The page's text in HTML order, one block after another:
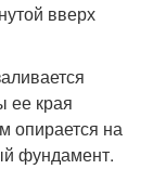
вверх
ее края
опирается на
фундамент.